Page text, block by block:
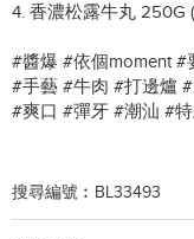
4. 香濃松露牛丸 250G
#醬爆 #依個moment #
#手藝 #牛肉 #打邊爐
#爽口 #彈牙 #潮汕 #
搜尋編號︰BL33493